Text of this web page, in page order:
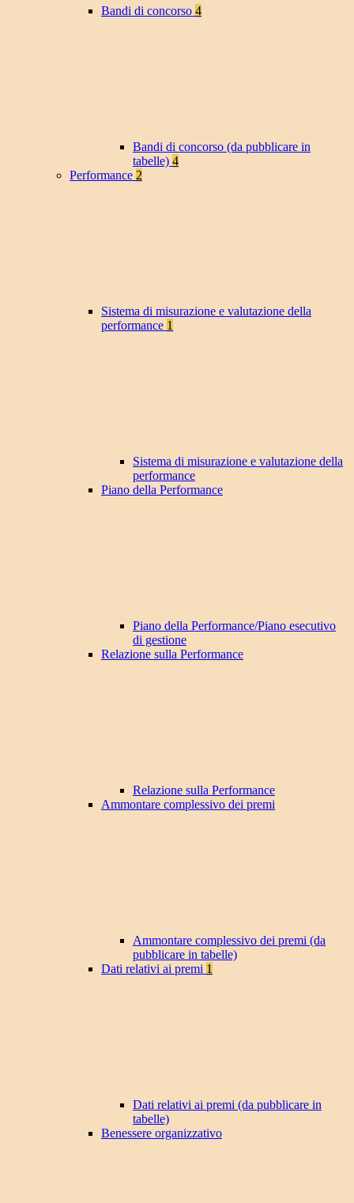
Bandi di concorso 4
Bandi di concorso (da pubblicare in
tabelle) 4
Performance 2
Sistema di misurazione e valutazione della
performance 1
Sistema di misurazione e valutazione della
performance
Piano della Performance
Piano della Performance/Piano esecutivo
di gestione
Relazione sulla Performance
Relazione sulla Performance
Ammontare complessivo dei premi
Ammontare complessivo dei premi (da
pubblicare in tabelle)
Dati relativi ai premi 1
Dati relativi ai premi (da pubblicare in
tabelle)
Benessere organizzativo